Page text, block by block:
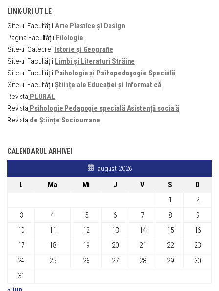
LINK-URI UTILE
Site-ul Facultății Arte Plastice și Design
Pagina Facultății Filologie
Site-ul Catedrei Istorie și Geografie
Site-ul Facultății Limbi și Literaturi Străine
Site-ul Facultății Psihologie și Psihopedagogie Specială
Site-ul Facultății Științe ale Educației și Informatică
Revista PLURAL
Revista Psihologie Pedagogie specială Asistență socială
Revista de Științe Socioumane
CALENDARUL ARHIVEI
august 2026
L
Ma Mi J V S
D
1
2
3
4 5 6 7 8
9
10
11 12 13 14 15
16
17
18 19 20 21 22
23
24
25 26 27 28 29
30
31